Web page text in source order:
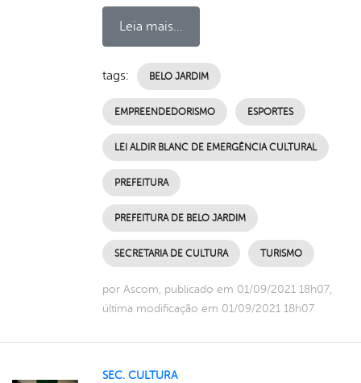
Leia mais...
tags: BELO JARDIM
EMPREENDEDORISMO ESPORTES
LEI ALDIR BLANC DE EMERGÊNCIA CULTURAL
PREFEITURA
PREFEITURA DE BELO JARDIM
SECRETARIA DE CULTURA TURISMO
por Ascom, publicado em 01/09/2021 18h07,
última modificação em 01/09/2021 18h07
SEC. CULTURA